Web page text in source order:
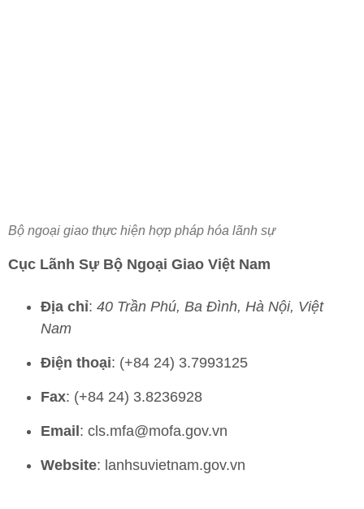
Bộ ngoại giao thực hiện hợp pháp hóa lãnh sự
Cục Lãnh Sự Bộ Ngoại Giao Việt Nam
Địa chỉ: 40 Trần Phú, Ba Đình, Hà Nội, Việt
Nam
Điện thoại: (+84 24) 3.7993125
Fax: (+84 24) 3.8236928
Email : cls.mfa@mofa.gov.vn
Website: lanhsuvietnam.gov.vn